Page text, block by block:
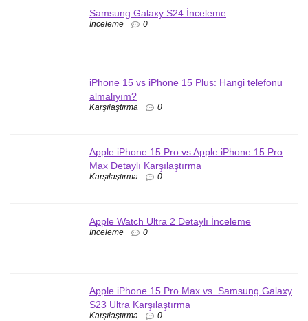
Samsung Galaxy S24 İnceleme
İnceleme 0
iPhone 15 vs iPhone 15 Plus: Hangi telefonu
almalıyım?
Karşılaştırma 0
Apple iPhone 15 Pro vs Apple iPhone 15 Pro
Max Detaylı Karşılaştırma
Karşılaştırma 0
Apple Watch Ultra 2 Detaylı İnceleme
İnceleme 0
Apple iPhone 15 Pro Max vs. Samsung Galaxy
S23 Ultra Karşılaştırma
Karşılaştırma 0